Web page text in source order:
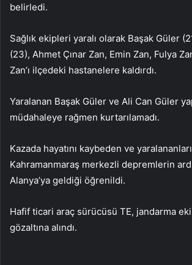
belirledi.
Sağlık ekipleri yaralı olarak Başak Güler
(23), Ahmet Çınar Zan, Emin Zan, Fulya
Zan’ı ilçedeki hastanelere kaldırdı.
Yaralanan Başak Güler ve Ali Can Güler
müdahaleye rağmen kurtarılamadı.
Kazada hayatını kaybeden ve
Kahramanmaraş merkezli depremlerin
Alanya’ya geldiği öğrenildi.
Hafif ticari araç sürücüsü TE, jandarma
gözaltına alındı.